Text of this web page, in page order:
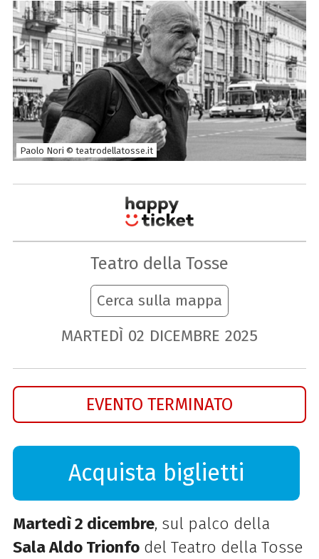
Paolo Nori © teatrodellatosse.it
Teatro della Tosse
Cerca sulla mappa
MARTEDÌ 02 DICEMBRE 2025
EVENTO TERMINATO
Acquista biglietti
Martedì 2 dicembre, sul palco della
Sala Aldo Trionfodel Teatro della Tosse